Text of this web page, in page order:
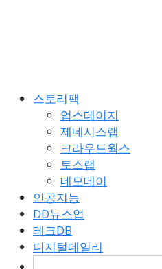
스토리팩
업스테이지
제네시스랩
크라우드웍스
토스랩
데모데이
인공지능
DD뉴스업
테크DB
디지털데일리
검